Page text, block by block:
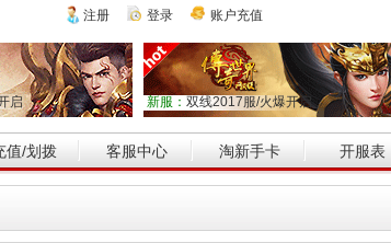
注册 登录 账户充值
启 新服： 双线2017服/火爆开启
值/划拨 客服中心 淘新手卡 开服表